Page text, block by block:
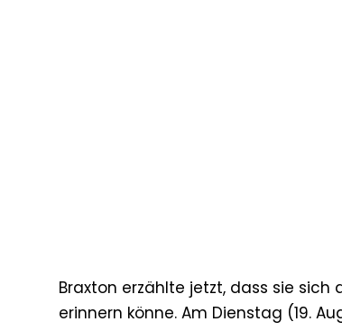
Braxton erzählte jetzt, dass sie
erinnern könne. Am Dienstag (19.